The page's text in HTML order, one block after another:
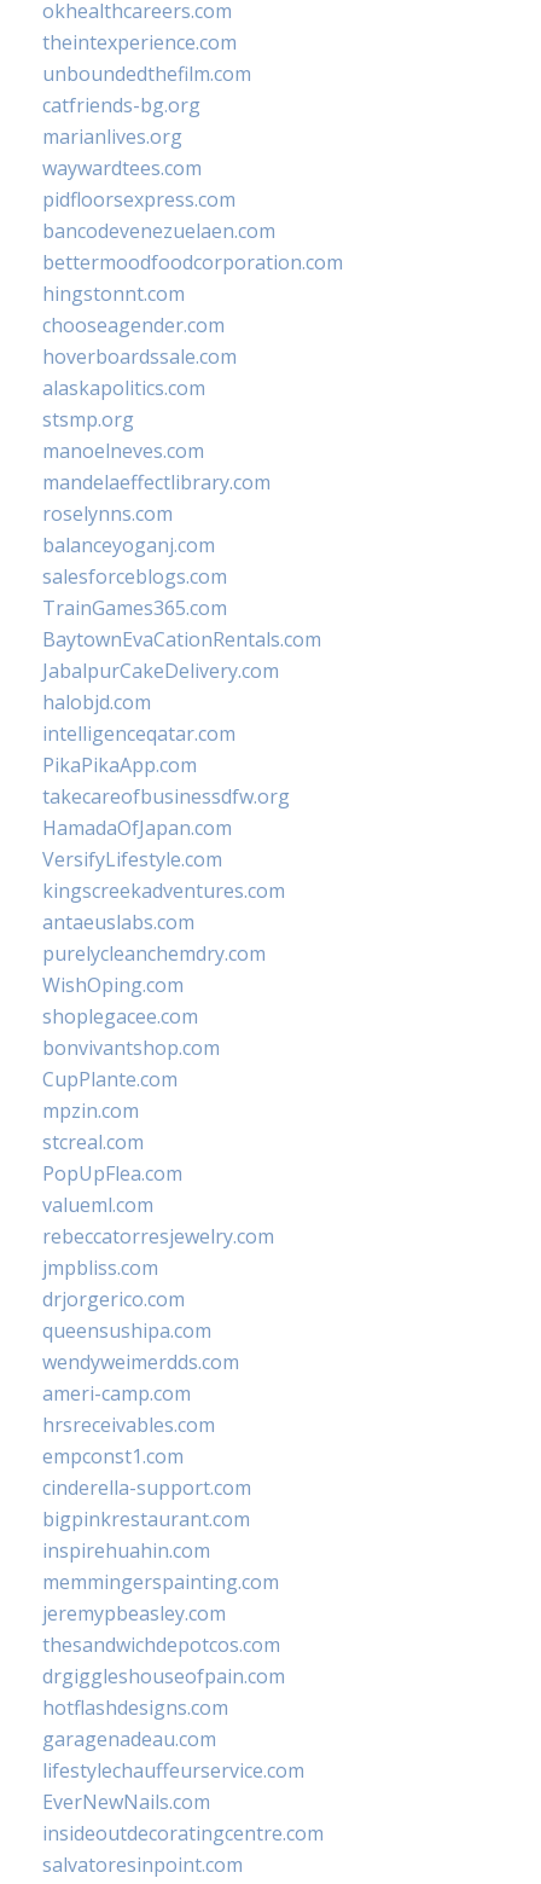
okhealthcareers.com
theintexperience.com
unboundedthefilm.com
catfriends-bg.org
marianlives.org
waywardtees.com
pidfloorsexpress.com
bancodevenezuelaen.com
bettermoodfoodcorporation.com
hingstonnt.com
chooseagender.com
hoverboardssale.com
alaskapolitics.com
stsmp.org
manoelneves.com
mandelaeffectlibrary.com
roselynns.com
balanceyoganj.com
salesforceblogs.com
TrainGames365.com
BaytownEvaCationRentals.com
JabalpurCakeDelivery.com
halobjd.com
intelligenceqatar.com
PikaPikaApp.com
takecareofbusinessdfw.org
HamadaOfJapan.com
VersifyLifestyle.com
kingscreekadventures.com
antaeuslabs.com
purelycleanchemdry.com
WishOping.com
shoplegacee.com
bonvivantshop.com
CupPlante.com
mpzin.com
stcreal.com
PopUpFlea.com
valueml.com
rebeccatorresjewelry.com
jmpbliss.com
drjorgerico.com
queensushipa.com
wendyweimerdds.com
ameri-camp.com
hrsreceivables.com
empconst1.com
cinderella-support.com
bigpinkrestaurant.com
inspirehuahin.com
memmingerspainting.com
jeremypbeasley.com
thesandwichdepotcos.com
drgiggleshouseofpain.com
hotflashdesigns.com
garagenadeau.com
lifestylechauffeurservice.com
EverNewNails.com
insideoutdecoratingcentre.com
salvatoresinpoint.com